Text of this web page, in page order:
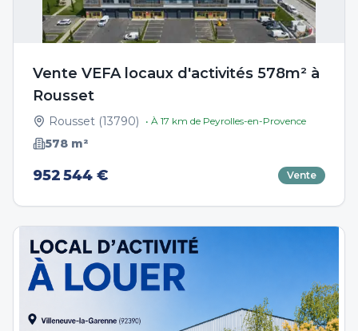
Vente VEFA locaux d'activités 578m² à
Rousset
Rousset (13790) • À 17 km de Peyrolles-en-Provence
578 m²
952 544 € Vente